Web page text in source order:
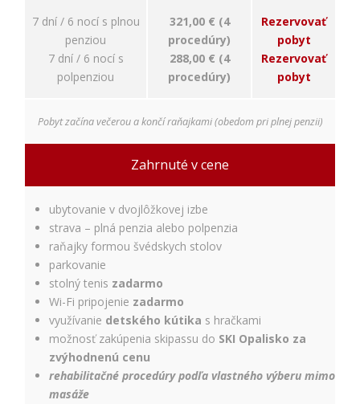
7 dní / 6 nocí s plnou
penziou
7 dní / 6 nocí s
polpenziou
321,00 € (4
procedúry)
288,00 € (4
procedúry)
Rezervovať
pobyt
Rezervovať
pobyt
Pobyt začína večerou a končí raňajkami (obedom pri plnej penzii)
Zahrnuté v cene
ubytovanie v dvojlôžkovej izbe
strava – plná penzia alebo polpenzia
raňajky formou švédskych stolov
parkovanie
stolný tenis zadarmo
Wi-Fi pripojenie zadarmo
využívanie detského kútika s hračkami
možnosť zakúpenia skipassu do SKI Opalisko za
zvýhodnenú cenu
rehabilitačné procedúry podľa vlastného výberu mimo
masáže